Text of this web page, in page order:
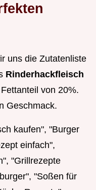
uns die Zutatenliste
Rinderhackfleisch
von 20%.
Geschmack.
kaufen", "Burger
einfach",
"Grillrezepte
"Soßen für